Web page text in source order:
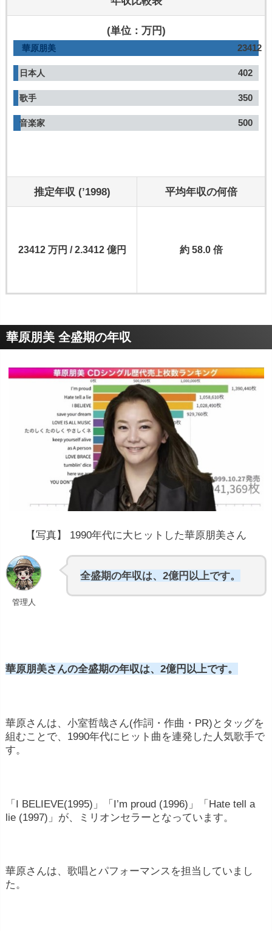
(単位：万円)
華原朋美 23412
日本人 402
歌手 350
音楽家 500
推定年収 (’1998) 平均年収の何倍
23412 万円 / 2.3412 億円 約 58.0 倍
華原朋美 全盛期の年収
【写真】 1990年代に大ヒットした華原朋美さん
管理人
全盛期の年収は、2億円以上です。
華原朋美さんの全盛期の年収は、2億円以上です。
華原さんは、小室哲哉さん(作詞・作曲・PR)とタッグを
組むことで、1990年代にヒット曲を連発した人気歌手で
す。
「I BELIEVE(1995)」「I’m proud (1996)」「Hate tell a
lie (1997)」が、ミリオンセラーとなっています。
華原さんは、歌唱とパフォーマンスを担当していまし
た。